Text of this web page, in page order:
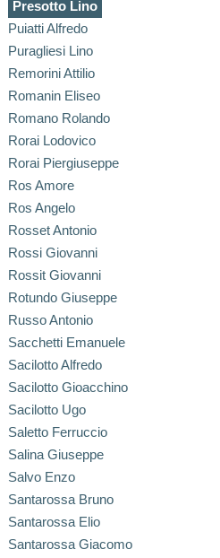
Presotto Lino
Puiatti Alfredo
Puragliesi Lino
Remorini Attilio
Romanin Eliseo
Romano Rolando
Rorai Lodovico
Rorai Piergiuseppe
Ros Amore
Ros Angelo
Rosset Antonio
Rossi Giovanni
Rossit Giovanni
Rotundo Giuseppe
Russo Antonio
Sacchetti Emanuele
Sacilotto Alfredo
Sacilotto Gioacchino
Sacilotto Ugo
Saletto Ferruccio
Salina Giuseppe
Salvo Enzo
Santarossa Bruno
Santarossa Elio
Santarossa Giacomo